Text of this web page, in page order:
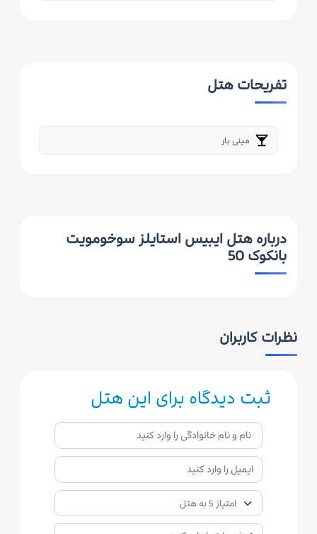
تفریحات هتل
local_bar مینی بار
درباره هتل ایبیس استایلز سوخومویت
بانکوک 50
نظرات کاربران
ثبت دیدگاه برای این هتل